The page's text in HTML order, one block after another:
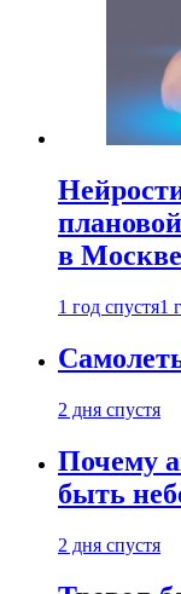
в Москве
1 год спустя1
2 дня спустя
Почему
быть
2 дня спустя